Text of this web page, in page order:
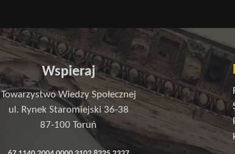
Wspieraj
Towarzystwo Wiedzy Społecznej
ul. Rynek Staromiejski 36-38
87-100 Toruń